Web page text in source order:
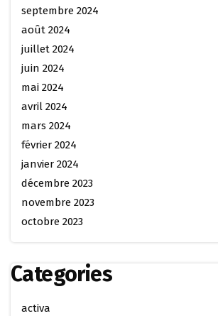
septembre 2024
août 2024
juillet 2024
juin 2024
mai 2024
avril 2024
mars 2024
février 2024
janvier 2024
décembre 2023
novembre 2023
octobre 2023
Categories
activa